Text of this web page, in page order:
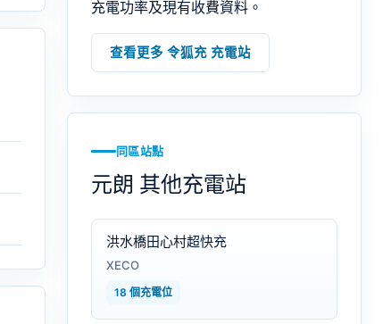
充電功率及現有收費資料。
查看更多 令狐充 充電站
同區站點
元朗 其他充電站
洪水橋田心村超快充
XECO
18 個充電位